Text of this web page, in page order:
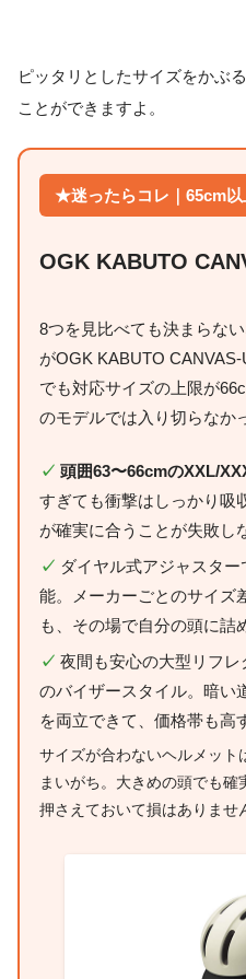
ピッタリとしたサイズをかぶ
ことができますよ。
★迷ったらコレ｜65cm以
OGK KABUTO
8つを見比べても決まらな
がOGK KABUTO
でも対応サイズの上限が
のモデルでは入り切らなか
✓ 頭囲63〜66cmのXXL/
すぎても衝撃はしっかり吸
が確実に合うことが失敗し
✓ ダイヤル式アジャスタ
能。メーカーごとのサイズ
も、その場で自分の頭に詰
✓ 夜間も安心の大型リフ
のバイザースタイル。暗い
を両立できて、価格帯も高
サイズが合わないヘルメット
まいがち。大きめの頭でも
押さえておいて損はありませ